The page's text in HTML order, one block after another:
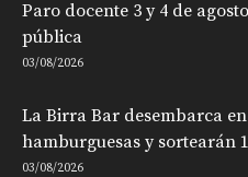
Paro docente 3 y 4 de
pública
03/08/2026
La Birra Bar desembarca
hamburguesas y sortearán
03/08/2026